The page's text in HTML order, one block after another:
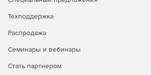
Своего рода фундаментом Burstek
List. В распоряжении администраторов
исчерпывающая база данных, в которой
чем в 50 категорий. Патентованная
Техподдержка
Распродажа
Семинары и вебинары
Стать партнером